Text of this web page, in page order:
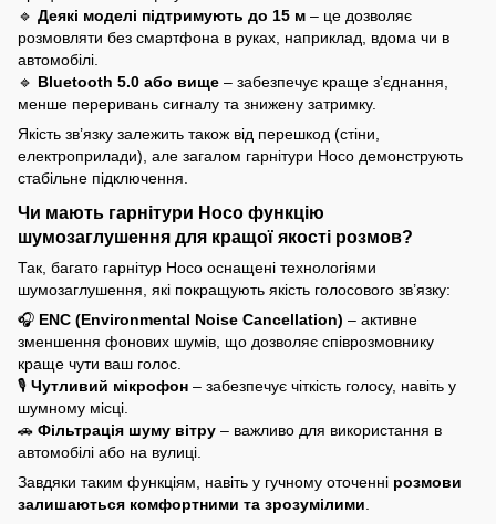
🔹 Деякі моделі підтримують до 15 м – це дозволяє
розмовляти без смартфона в руках, наприклад, вдома чи в
автомобілі.
🔹 Bluetooth 5.0 або вище – забезпечує краще з’єднання,
менше переривань сигналу та знижену затримку.
Якість зв’язку залежить також від перешкод (стіни,
електроприлади), але загалом гарнітури Hoco демонструють
стабільне підключення.
Чи мають гарнітури Hoco функцію
шумозаглушення для кращої якості розмов?
Так, багато гарнітур Hoco оснащені технологіями
шумозаглушення, які покращують якість голосового зв’язку:
🎧 ENC (Environmental Noise Cancellation) – активне
зменшення фонових шумів, що дозволяє співрозмовнику
краще чути ваш голос.
🎙 Чутливий мікрофон – забезпечує чіткість голосу, навіть у
шумному місці.
🚗 Фільтрація шуму вітру – важливо для використання в
автомобілі або на вулиці.
Завдяки таким функціям, навіть у гучному оточенні розмови
залишаються комфортними та зрозумілими